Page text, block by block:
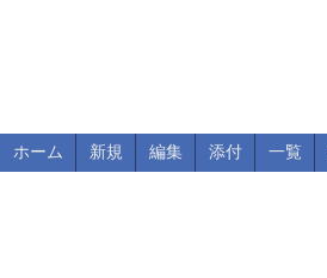
ホーム 新規 編集 添付 一覧